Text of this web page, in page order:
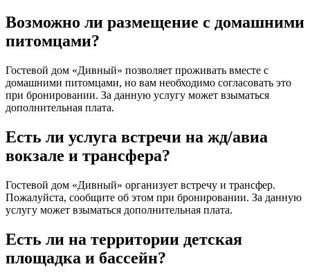
Возможно ли размещение с домашними
питомцами?
Гостевой дом «Дивный» позволяет проживать вместе с
домашними питомцами, но вам необходимо согласовать это
при бронировании. За данную услугу может взыматься
дополнительная плата.
Есть ли услуга встречи на жд/авиа
вокзале и трансфера?
Гостевой дом «Дивный» организует встречу и трансфер.
Пожалуйста, сообщите об этом при бронировании. За данную
услугу может взыматься дополнительная плата.
Есть ли на территории детская
площадка и бассейн?